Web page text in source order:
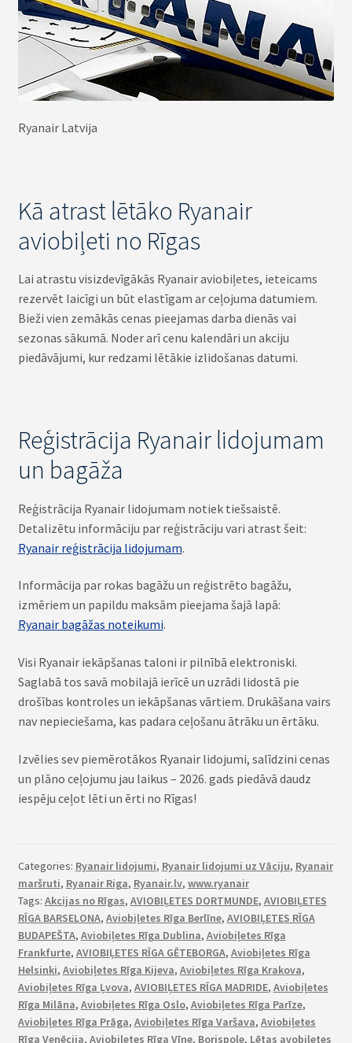
Ryanair Latvija
Kā atrast lētāko Ryanair
aviobiļeti no Rīgas
Lai atrastu visizdevīgākās Ryanair aviobiļetes, ieteicams
rezervēt laicīgi un būt elastīgam ar ceļojuma datumiem.
Bieži vien zemākās cenas pieejamas darba dienās vai
sezonas sākumā. Noder arī cenu kalendāri un akciju
piedāvājumi, kur redzami lētākie izlidošanas datumi.
Reģistrācija Ryanair lidojumam
un bagāža
Reģistrācija Ryanair lidojumam notiek tiešsaistē.
Detalizētu informāciju par reģistrāciju vari atrast šeit:
Ryanair reģistrācija lidojumam.
Informācija par rokas bagāžu un reģistrēto bagāžu,
izmēriem un papildu maksām pieejama šajā lapā:
Ryanair bagāžas noteikumi.
Visi Ryanair iekāpšanas taloni ir pilnībā elektroniski.
Saglabā tos savā mobilajā ierīcē un uzrādi lidostā pie
drošības kontroles un iekāpšanas vārtiem. Drukāšana vairs
nav nepieciešama, kas padara ceļošanu ātrāku un ērtāku.
Izvēlies sev piemērotākos Ryanair lidojumi, salīdzini cenas
un plāno ceļojumu jau laikus – 2026. gads piedāvā daudz
iespēju ceļot lēti un ērti no Rīgas!
Categories: Ryanair lidojumi, Ryanair lidojumi uz Vāciju, Ryanair
maršruti, Ryanair Riga, Ryanair.lv, www.ryanair
Tags: Akcijas no Rīgas, AVIOBIĻETES DORTMUNDE, AVIOBIĻETES
RĪGA BARSELONA, Aviobiļetes Rīga Berlīne, AVIOBIĻETES RĪGA
BUDAPEŠTA, Aviobiļetes Rīga Dublina, Aviobiļetes Rīga
Frankfurte, AVIOBIĻETES RĪGA GĒTEBORGA, Aviobiļetes Rīga
Helsinki, Aviobiļetes Rīga Kijeva, Aviobiļetes Rīga Krakova,
Aviobiļetes Rīga Ļvova, AVIOBIĻETES RĪGA MADRIDE, Aviobiļetes
Rīga Milāna, Aviobiļetes Rīga Oslo, Aviobiļetes Rīga Parīze,
Aviobiļetes Rīga Prāga, Aviobiļetes Rīga Varšava, Aviobiļetes
Rīga Venēcija, Aviobiļetes Rīga Vīne, Borispole, Lētas avobiļetes